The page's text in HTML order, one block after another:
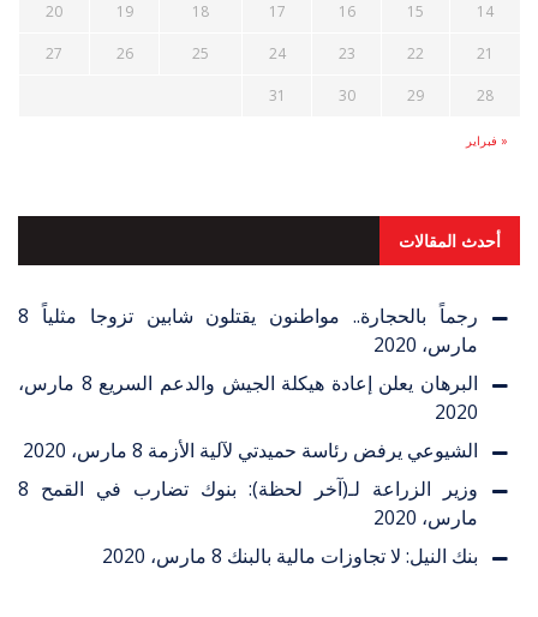
« فبراير
14
15
16
17
18
19
20
21
22
23
24
25
26
27
28
29
30
31
أحدث المقالات
رجماً بالحجارة.. مواطنون يقتلون شابين تزوجا مثلياً 8
مارس، 2020
البرهان يعلن إعادة هيكلة الجيش والدعم السريع
8 مارس،
2020
الشيوعي يرفض رئاسة حميدتي لآلية الأزمة 8 مارس، 2020
وزير الزراعة لـ(آخر لحظة): بنوك تضارب في القمح 8
مارس، 2020
بنك النيل: لا تجاوزات مالية بالبنك 8 مارس، 2020